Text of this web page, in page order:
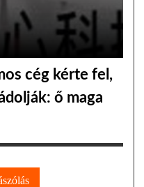
cég kérte fel,
ő maga